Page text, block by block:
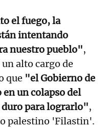
el fuego, la
intentando
nuestro pueblo",
alto cargo de
que "el Gobierno de
un colapso del
duro para lograrlo",
palestino 'Filastin'.